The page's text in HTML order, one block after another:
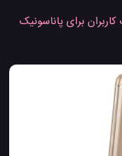
برای پاناسونیک